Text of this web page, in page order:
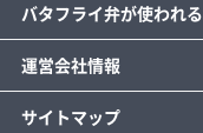
バタフライ弁が使われ
運営会社情報
サイトマップ